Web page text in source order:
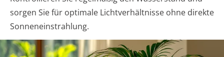
sorgen Sie für optimale Lichtverhältnisse ohne direkte
Sonneneinstrahlung.